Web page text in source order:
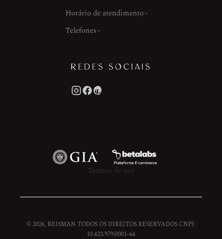
Horário de atendimento
Telefones
REDES SOCIAIS
Termos de uso
© 2026, REISMAN TODOS OS DIREITOS RESERVADOS CNPJ:
10.423.979/0001-64